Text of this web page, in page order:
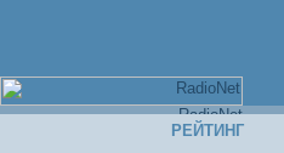
РЕЙТИНГ